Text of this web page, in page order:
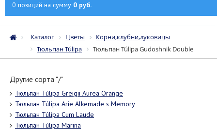
0 позиций на сумму 0 руб.
Каталог Цветы
Корни,клубни,луковицы
Тюльпан Túlipa
Тюльпан Túlipa Gudoshnik Double
Другие сорта "/"
Тюльпан Túlipa Greigii Aurea Orange
Тюльпан Túlipa Arie Alkemade s Memory
Тюльпан Túlipa Cum Laude
Тюльпан Túlipa Marina